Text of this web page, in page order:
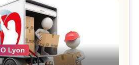
Lyon